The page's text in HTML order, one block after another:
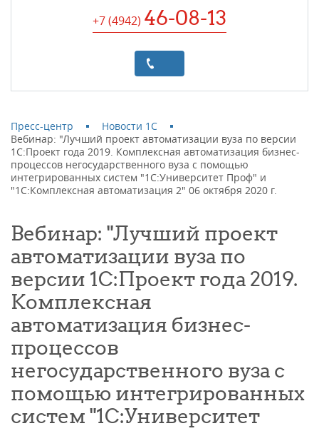
+7 (4942) 46-08-13
Пресс-центр
Новости 1С
Вебинар: "Лучший проект автоматизации вуза по версии
1С:Проект года 2019. Комплексная автоматизация бизнес-
процессов негосударственного вуза с помощью
интегрированных систем "1С:Университет Проф" и
"1С:Комплексная автоматизация 2" 06 октября 2020 г.
Вебинар: "Лучший проект
автоматизации вуза по
версии 1С:Проект года 2019.
Комплексная
автоматизация бизнес-
процессов
негосударственного вуза с
помощью интегрированных
систем "1С:Университет